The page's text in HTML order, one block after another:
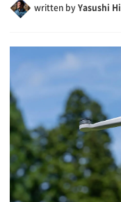
written byYasushi